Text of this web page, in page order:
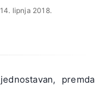
14. lipnja 2018.
premda